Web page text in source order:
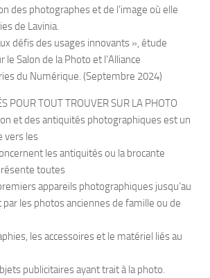
des photographes et de l’image où elle
de Lavinia.
défis des usages innovants », étude
Salon de la Photo et l’Alliance
du Numérique. (Septembre 2024)
POUR TOUT TROUVER SUR LA PHOTO
et des antiquités photographiques est un
vers les
les antiquités ou la brocante
toutes
appareils photographiques jusqu’au
les photos anciennes de famille ou de
les accessoires et le matériel liés au
publicitaires ayant trait à la photo.